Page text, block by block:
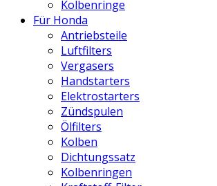
Kolbenringe
Für Honda
Antriebsteile
Luftfilters
Vergasers
Handstarters
Elektrostarters
Zündspulen
Ölfilters
Kolben
Dichtungssatz
Kolbenringen